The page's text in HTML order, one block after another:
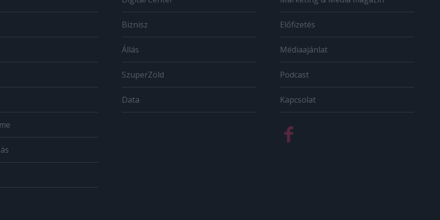
Biznisz
Állás
SzuperZöld
Data
Előfizetés
Médiaajánlat
Podcast
Kapcsolat